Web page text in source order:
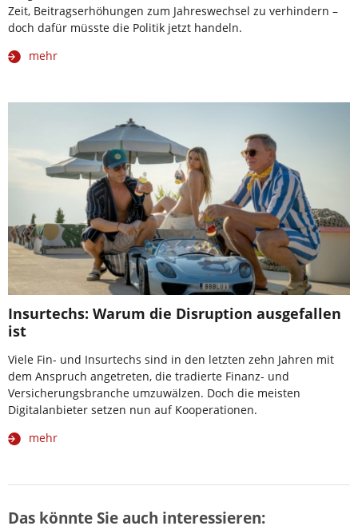
Zeit, Beitragserhöhungen zum Jahreswechsel zu verhindern –
doch dafür müsste die Politik jetzt handeln.
mehr
Insurtechs: Warum die Disruption ausgefallen
ist
Viele Fin- und Insurtechs sind in den letzten zehn Jahren mit
dem Anspruch angetreten, die tradierte Finanz- und
Versicherungsbranche umzuwälzen. Doch die meisten
Digitalanbieter setzen nun auf Kooperationen.
mehr
Das könnte Sie auch interessieren: